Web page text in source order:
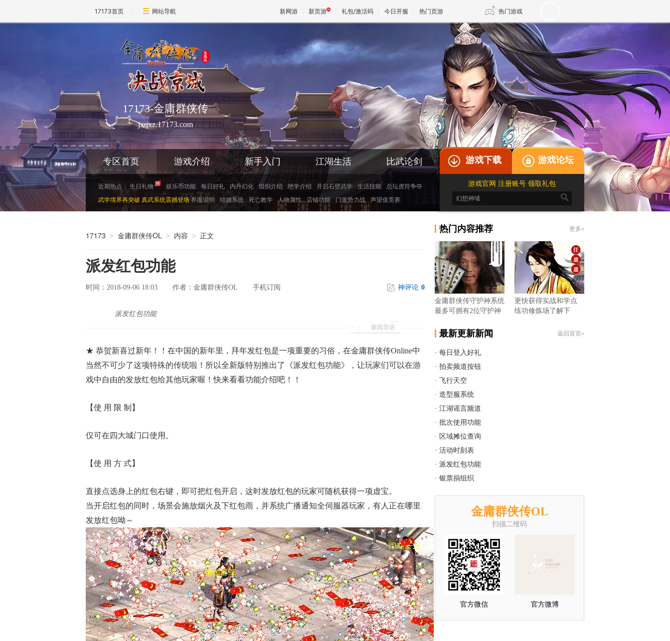
17173首页 网站导航 新网游 新页游 礼包/激活码 今日开服 热门页游 热门游戏
魔兽 DNF 传奇4
天堂 剑网3旗舰版 新天龙八部
王权与自由 诛仙世界 仙剑世界
17173-金庸群侠传
jxqxz.17173.com
专区首页 游戏介绍 新手入门 江湖生活 比武论剑
近期热点： 生日礼物 娱乐币功能 每日好礼 内丹幻化 组织介绍 绝学介绍 开启石壁武学 生活技能
总坛虎符争夺
武学境界再突破 真武系统震撼登场 界面说明 结婚系统 死亡教学 人物属性 店铺功能 门派势力战 声望值竞赛
游戏下载 游戏论坛
游戏官网 注册账号 领取礼包

17173 > 金庸群侠传OL > 内容 > 正文
派发红包功能
时间：2018-09-06 18:03 作者： 金庸群侠传OL 手机订阅 神评论 0
新闻导语
派发红包功能
★ 恭贺新喜过新年！！在中国的新年里，拜年发红包是一项重要的习俗，在金庸群侠传Online中
当然不可少了这项特殊的传统啦！所以全新版特别推出了《派发红包功能》，让玩家们可以在游
戏中自由的发放红包给其他玩家喔！快来看看功能介绍吧！！
【使 用 限 制】
仅可在四大城门口使用。
【使 用 方 式】
直接点选身上的红包右键，即可把红包开启，这时发放红包的玩家可随机获得一项虚宝。
当开启红包的同时，场景会施放烟火及下红包雨，并系统广播通知全伺服器玩家，有人正在哪里
发放红包呦～
热门内容推荐 更多»
金庸群侠传守护神系统
最多可拥有2位守护神
更快获得实战和学点
练功修炼场了解下
最新更新新闻 返回首页»
· 每日登入好礼
· 拍卖频道按钮
·
飞行天空
· 造型服系统
· 江湖谣言频道
· 批次使用功能
· 区域摊位查询
· 活动时刻表
· 派发红包功能
· 银票捐组织
金庸群侠传OL
扫描二维码
官方微信 官方微博